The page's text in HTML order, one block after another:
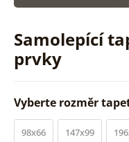
Samolepící
prvky
Vyberte rozměr
98x66 147x99